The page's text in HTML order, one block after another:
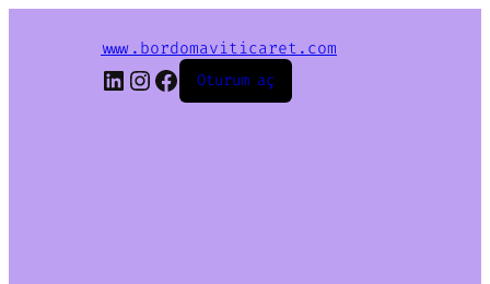
www.bordomaviticaret.com
LinkedIn
Instagram
Facebook
Oturum aç